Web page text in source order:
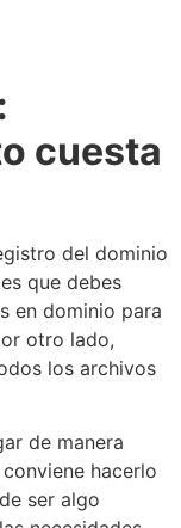
cuesta
del dominio
que debes
en dominio para
otro lado,
los archivos
de manera
hacerlo
ser algo